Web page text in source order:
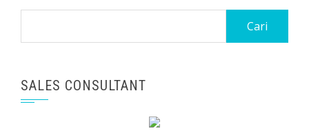
SALES CONSULTANT